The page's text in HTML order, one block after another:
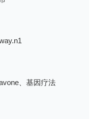
、基因疗法